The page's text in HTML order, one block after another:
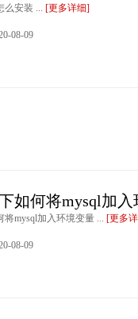
么安装 ... [更多详细]
08-09
如何将mysql加
将mysql加入环境变量 ... [更多
08-09